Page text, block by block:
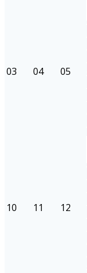
03 04 05
10 11 12